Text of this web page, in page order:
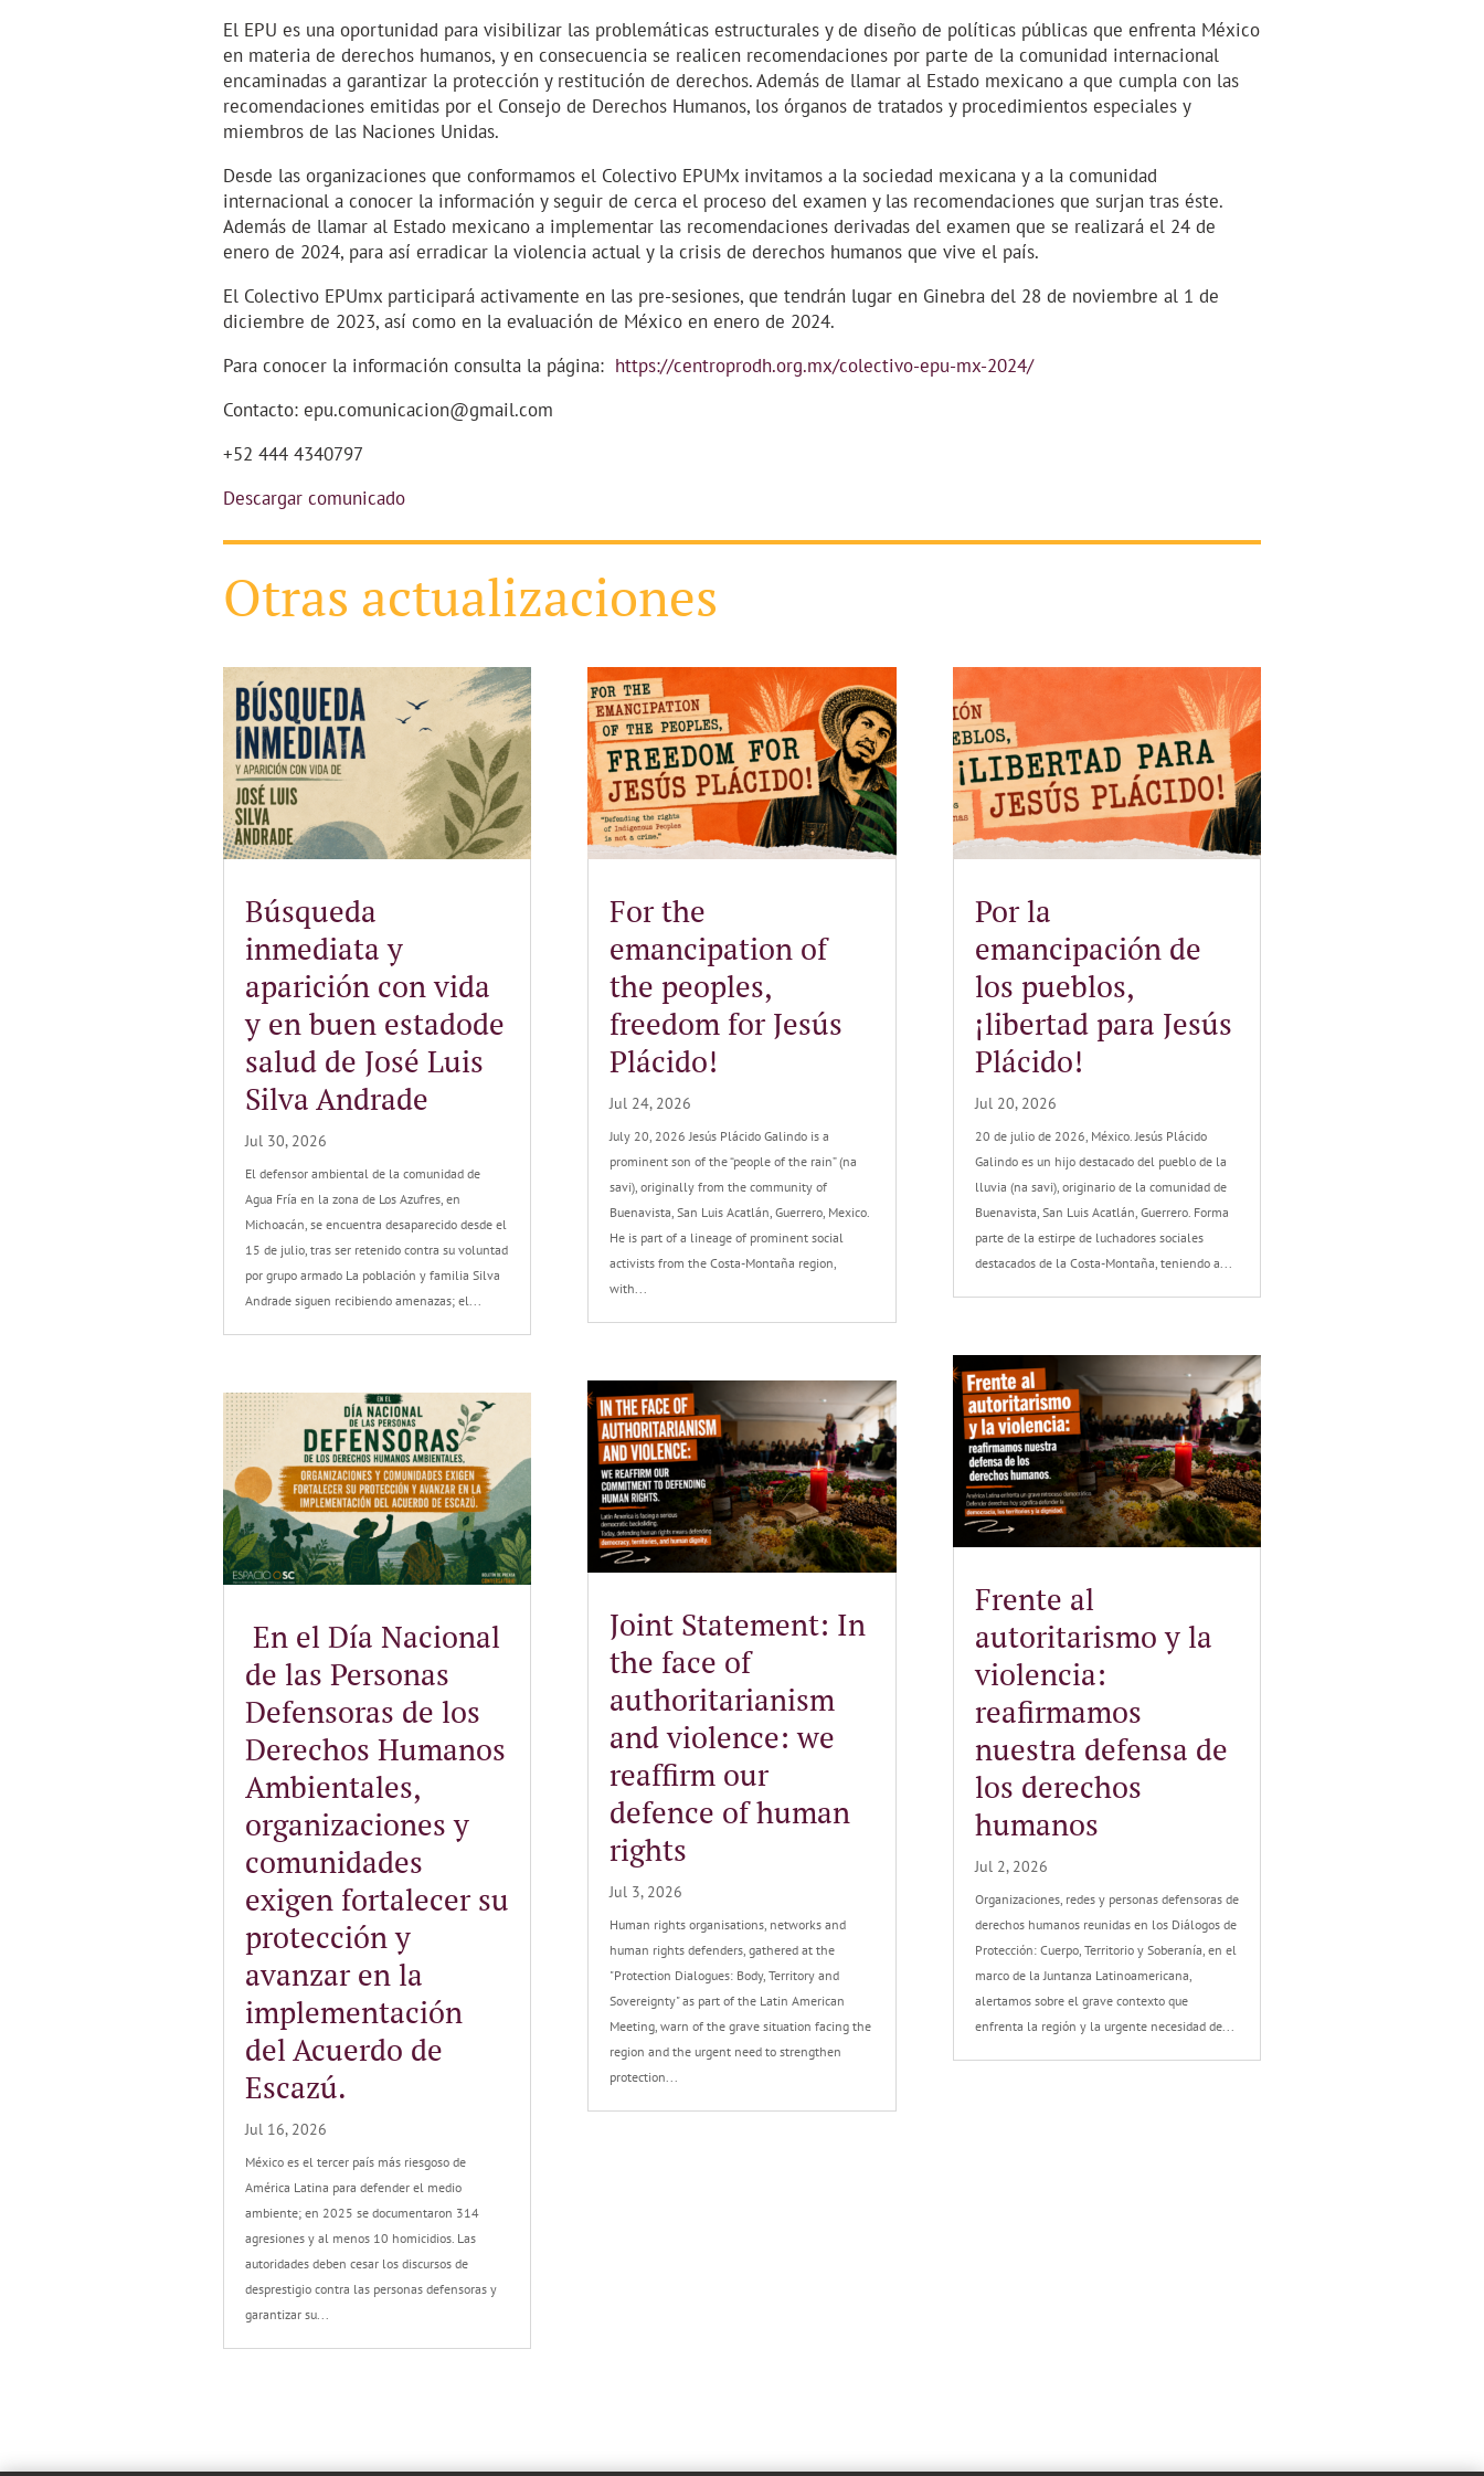
El EPU es una oportunidad para visibilizar las problemáticas estructurales y de diseño de políticas públicas que enfrenta México
en materia de derechos humanos, y en consecuencia se realicen recomendaciones por parte de la comunidad internacional
encaminadas a garantizar la protección y restitución de derechos. Además de llamar al Estado mexicano a que cumpla con las
recomendaciones emitidas por el Consejo de Derechos Humanos, los órganos de tratados y procedimientos especiales y
miembros de las Naciones Unidas.
Desde las organizaciones que conformamos el Colectivo EPUMx invitamos a la sociedad mexicana y a la comunidad
internacional a conocer la información y seguir de cerca el proceso del examen y las recomendaciones que surjan tras éste.
Además de llamar al Estado mexicano a implementar las recomendaciones derivadas del examen que se realizará el 24 de
enero de 2024, para así erradicar la violencia actual y la crisis de derechos humanos que vive el país.
El Colectivo EPUmx participará activamente en las pre-sesiones, que tendrán lugar en Ginebra del 28 de noviembre al 1 de
diciembre de 2023, así como en la evaluación de México en enero de 2024.
Para conocer la información consulta la página: https://centroprodh.org.mx/colectivo-epu-mx-2024/
Contacto: epu.comunicacion@gmail.com
+52 444 4340797
Descargar comunicado
Otras actualizaciones
Búsqueda
inmediata y
aparición con vida
y en buen estadode
salud de José Luis
Silva Andrade
Jul 30, 2026
El defensor ambiental de la comunidad de
Agua Fría en la zona de Los Azufres, en
Michoacán, se encuentra desaparecido desde el
15 de julio, tras ser retenido contra su voluntad
por grupo armado La población y familia Silva
Andrade siguen recibiendo amenazas; el...
En el Día Nacional
de las Personas
Defensoras de los
Derechos Humanos
Ambientales,
organizaciones y
comunidades
exigen fortalecer su
protección y
avanzar en la
implementación
del Acuerdo de
Escazú.
Jul 16, 2026
México es el tercer país más riesgoso de
América Latina para defender el medio
ambiente; en 2025 se documentaron 314
agresiones y al menos 10 homicidios. Las
autoridades deben cesar los discursos de
desprestigio contra las personas defensoras y
garantizar su...
For the
emancipation of
the peoples,
freedom for Jesús
Plácido!
Jul 24, 2026
July 20, 2026 Jesús Plácido Galindo is a
prominent son of the “people of the rain” (na
savi), originally from the community of
Buenavista, San Luis Acatlán, Guerrero, Mexico.
He is part of a lineage of prominent social
activists from the Costa-Montaña region,
with...
Joint Statement: In
the face of
authoritarianism
and violence: we
reaffirm our
defence of human
rights
Jul 3, 2026
Human rights organisations, networks and
human rights defenders, gathered at the
"Protection Dialogues: Body, Territory and
Sovereignty" as part of the Latin American
Meeting, warn of the grave situation facing the
region and the urgent need to strengthen
protection...
Por la
emancipación de
los pueblos,
¡libertad para Jesús
Plácido!
Jul 20, 2026
20 de julio de 2026, México. Jesús Plácido
Galindo es un hijo destacado del pueblo de la
lluvia (na savi), originario de la comunidad de
Buenavista, San Luis Acatlán, Guerrero. Forma
parte de la estirpe de luchadores sociales
destacados de la Costa-Montaña, teniendo a...
Frente al
autoritarismo y la
violencia:
reafirmamos
nuestra defensa de
los derechos
humanos
Jul 2, 2026
Organizaciones, redes y personas defensoras de
derechos humanos reunidas en los Diálogos de
Protección: Cuerpo, Territorio y Soberanía, en el
marco de la Juntanza Latinoamericana,
alertamos sobre el grave contexto que
enfrenta la región y la urgente necesidad de...